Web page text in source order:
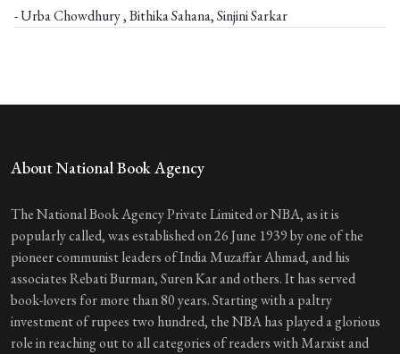
- Urba Chowdhury , Bithika Sahana, Sinjini Sarkar
About National Book Agency
The National Book Agency Private Limited or NBA, as it is
popularly called, was established on 26 June 1939 by one of the
pioneer communist leaders of India Muzaffar Ahmad, and his
associates Rebati Burman, Suren Kar and others. It has served
book-lovers for more than 80 years. Starting with a paltry
investment of rupees two hundred, the NBA has played a glorious
role in reaching out to all categories of readers with Marxist and